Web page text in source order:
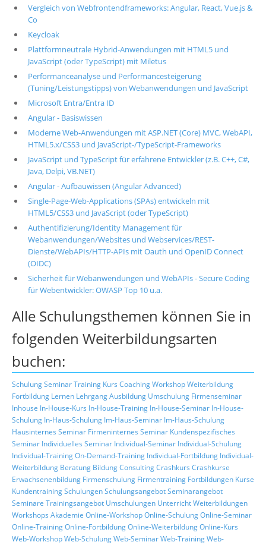
Vergleich von Webfrontendframeworks: Angular, React, Vue.js &
Co
Keycloak
Plattformneutrale Hybrid-Anwendungen mit HTML5 und
JavaScript (oder TypeScript) mit Miletus
Performanceanalyse und Performancesteigerung
(Tuning/Leistungstipps) von Webanwendungen und JavaScript
Microsoft Entra/Entra ID
Angular - Basiswissen
Moderne Web-Anwendungen mit ASP.NET (Core) MVC, WebAPI,
HTML5.x/CSS3 und JavaScript-/TypeScript-Frameworks
JavaScript und TypeScript für erfahrene Entwickler (z.B. C++, C#,
Java, Delpi, VB.NET)
Angular - Aufbauwissen (Angular Advanced)
Single-Page-Web-Applications (SPAs) entwickeln mit
HTML5/CSS3 und JavaScript (oder TypeScript)
Authentifizierung/Identity Management für
Webanwendungen/Websites und Webservices/REST-
Dienste/WebAPIs/HTTP-APIs mit Oauth und OpenID Connect
(OIDC)
Sicherheit für Webanwendungen und WebAPIs - Secure Coding
für Webentwickler: OWASP Top 10 u.a.
Alle Schulungsthemen können Sie in
folgenden Weiterbildungsarten
buchen:
SchulungSeminarTraining Kurs CoachingWorkshopWeiterbildung
Fortbildung Lernen LehrgangAusbildung Umschulung Firmenseminar
Inhouse In-House-Kurs In-House-Training In-House-Seminar In-House-
Schulung In-Haus-Schulung Im-Haus-Seminar Im-Haus-Schulung
Hausinternes Seminar Firmeninternes Seminar Kundenspezifisches
Seminar Individuelles Seminar Individual-Seminar Individual-Schulung
Individual-TrainingOn-Demand-Training Individual-Fortbildung Individual-
Weiterbildung Beratung BildungConsultingCrashkurs Crashkurse
Erwachsenenbildung Firmenschulung Firmentraining Fortbildungen Kurse
KundentrainingSchulungenSchulungsangebotSeminarangebot
Seminare Trainingsangebot Umschulungen UnterrichtWeiterbildungen
Workshops Akademie Online-WorkshopOnline-SchulungOnline-Seminar
Online-TrainingOnline-FortbildungOnline-WeiterbildungOnline-Kurs
Web-WorkshopWeb-SchulungWeb-SeminarWeb-TrainingWeb-